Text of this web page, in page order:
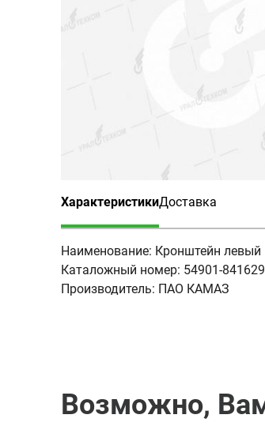
Характеристики
(активная вкладка)
Доставка
Наименование: Кронштейн левый
Каталожный номер: 54901-
Производитель: ПАО КАМАЗ
Возможно,